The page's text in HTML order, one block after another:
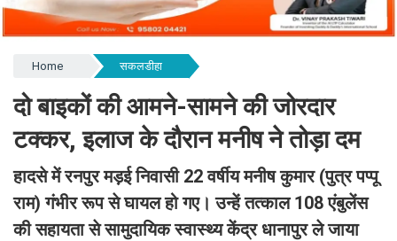
Home सकलडीहा
दो बाइकों की आमने-सामने की जोरदार
टक्कर, इलाज के दौरान मनीष ने तोड़ा दम
हादसे में रनपुर मड़ई निवासी 22 वर्षीय मनीष कुमार (पुत्र पप्पू
राम) गंभीर रूप से घायल हो गए। उन्हें तत्काल 108 एंबुलेंस
की सहायता से सामुदायिक स्वास्थ्य केंद्र धानापुर ले जाया